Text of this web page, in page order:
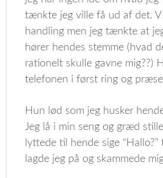
tænkte jeg ville få ud af det.
handling men jeg tænkte at
hører hendes stemme (hvad
rationelt skulle gavne mig??)
telefonen i først ring og
Hun lød som jeg husker
Jeg lå i min seng og græd
lyttede til hende sige “Hallo?”
lagde jeg på og skammede